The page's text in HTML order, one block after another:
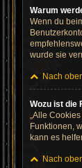
Warum
Wenn du
wurde sie
Nach
Wozu ist die
„Alle
Funktionen,
kann es
Nach